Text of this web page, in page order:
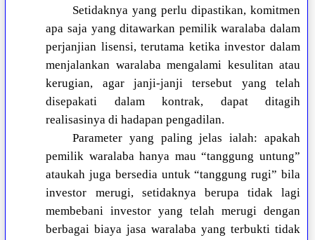
Setidaknya yang perlu dipastikan, komitmen
apa saja yang ditawarkan pemilik waralaba dalam
perjanjian lisensi, terutama ketika investor dalam
menjalankan waralaba mengalami kesulitan atau
kerugian, agar janji-janji tersebut yang telah
disepakati dalam kontrak, dapat ditagih
realisasinya di hadapan pengadilan.
Parameter yang paling jelas ialah: apakah
pemilik waralaba hanya mau “tanggung untung”
ataukah juga bersedia untuk “tanggung rugi” bila
investor merugi, setidaknya berupa tidak lagi
membebani investor yang telah merugi dengan
berbagai biaya jasa waralaba yang terbukti tidak